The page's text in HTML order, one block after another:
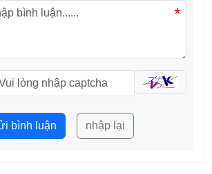
*
bình luận nhập lại